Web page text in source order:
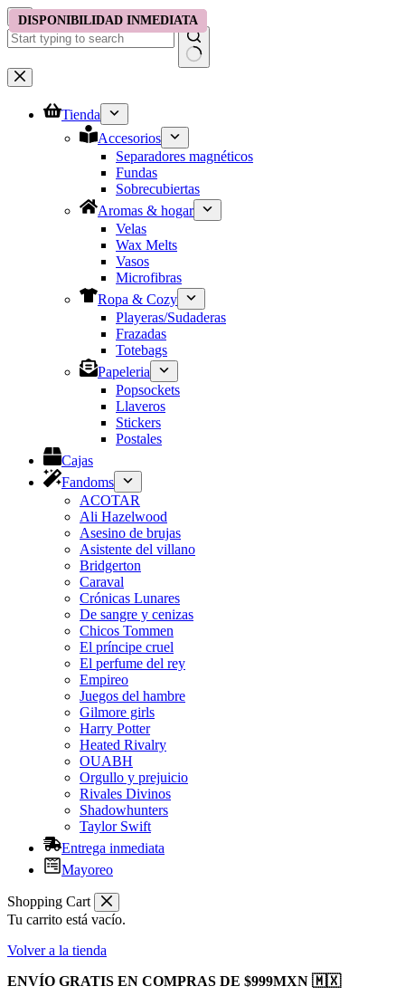
Saltar
al
contenido
No
results
Tienda
Accesorios
Separadores magnéticos
Fundas
Sobrecubiertas
Aromas & hogar
Velas
Wax Melts
Vasos
Microfibras
Ropa & Cozy
Playeras/Sudaderas
Frazadas
Totebags
Papeleria
Popsockets
Llaveros
Stickers
Postales
Cajas
Fandoms
ACOTAR
Ali Hazelwood
Asesino de brujas
Asistente del villano
Bridgerton
Caraval
Crónicas Lunares
De sangre y cenizas
Chicos Tommen
El príncipe cruel
El perfume del rey
Empireo
Juegos del hambre
Gilmore girls
Harry Potter
Heated Rivalry
OUABH
Orgullo y prejuicio
Rivales Divinos
Shadowhunters
Taylor Swift
Entrega inmediata
Mayoreo
Shopping Cart
Tu carrito está vacío.
Volver a la tienda
ENVÍO GRATIS EN COMPRAS DE $999MXN 🇲🇽
DISPONIBILIDAD INMEDIATA
DISPONIBILIDAD INMEDIATA
DISPONIBILIDAD INMEDIATA